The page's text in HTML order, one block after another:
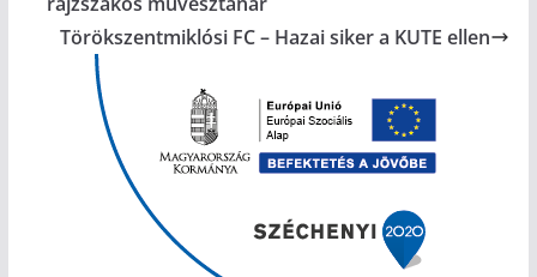
Törökszentmiklósi FC – Hazai siker a KUTE ellen